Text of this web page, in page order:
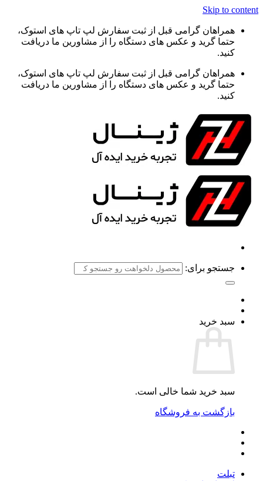
Skip to content
همراهان گرامی قبل از ثبت سفارش لپ تاپ های استوک،
حتما گرید و عکس های دستگاه را از مشاورین ما دریافت
کنید.
همراهان گرامی قبل از ثبت سفارش لپ تاپ های استوک،
حتما گرید و عکس های دستگاه را از مشاورین ما دریافت
کنید.
جستجو برای:
سبد خرید
سبد خرید شما خالی است.
بازگشت به فروشگاه
تبلت